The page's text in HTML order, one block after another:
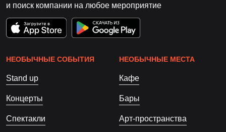
и поиск компании на любое мероприятие
НЕОБЫЧНЫЕ СОБЫТИЯ
Stand up
Концерты
Спектакли
НЕОБЫЧНЫЕ МЕСТА
Кафе
Бары
Арт-пространства